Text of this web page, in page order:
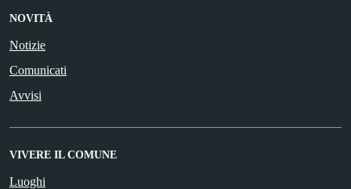
NOVITÀ
Notizie
Comunicati
Avvisi
VIVERE IL COMUNE
Luoghi